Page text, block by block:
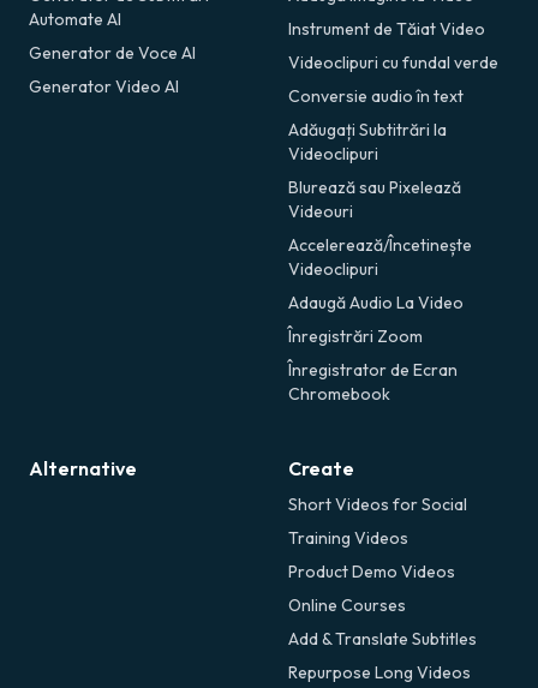
Automate AI
Generator de Voce AI
Generator Video AI
Instrument de Tăiat Video
Videoclipuri cu fundal verde
Conversie audio în text
Adăugați Subtitrări la
Videoclipuri
Blurează sau Pixelează
Videouri
Accelerează/Încetinește
Videoclipuri
Adaugă Audio La Video
Înregistrări Zoom
Înregistrator de Ecran
Chromebook
Alternative Create
Short Videos for Social
Training Videos
Product Demo Videos
Online Courses
Add & Translate Subtitles
Repurpose Long Videos